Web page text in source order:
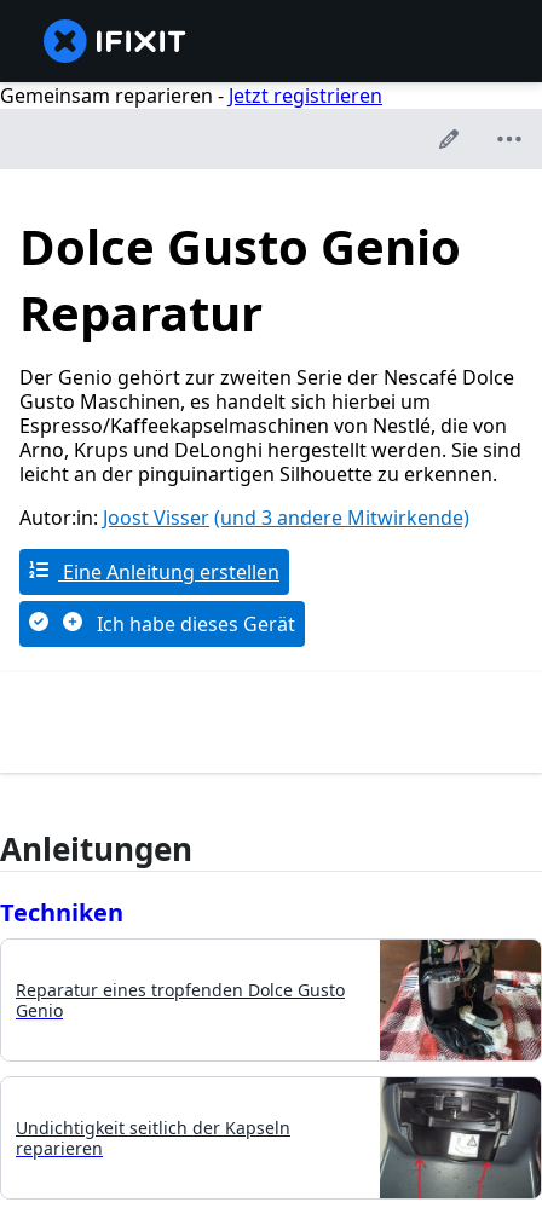
Gemeinsam reparieren - Jetzt registrieren
Dolce Gusto Genio
Reparatur
Der Genio gehört zur zweiten Serie der Nescafé Dolce
Gusto Maschinen, es handelt sich hierbei um
Espresso/Kaffeekapselmaschinen von Nestlé, die von
Arno, Krups und DeLonghi hergestellt werden. Sie sind
leicht an der pinguinartigen Silhouette zu erkennen.
Autor:in: Joost Visser(und 3 andere Mitwirkende)
Eine Anleitung erstellen
Ich habe dieses Gerät
Anleitungen
Techniken
Reparatur eines tropfenden Dolce Gusto
Genio
Undichtigkeit seitlich der Kapseln
reparieren